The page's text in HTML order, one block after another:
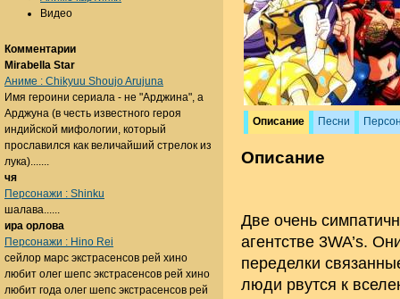
Описание Песни
Описание
Две очень
агентстве 3WA’s.
переделки
люди рвутся к
Видео
Комментарии
Mirabella Star
Аниме : Chikyuu Shoujo Arujuna
Имя героини сериала - не "Арджина", а
Арджуна (в честь известного героя
индийской мифологии, который
прославился как величайший стрелок из
лука).......
чя
Персонажи : Shinku
шалава......
ира орлова
Персонажи : Hino Rei
сейлор марс экстрасенсов рей хино
любит олег шепс экстрасенсов рей хино
любит года олег шепс экстрасенсов рей